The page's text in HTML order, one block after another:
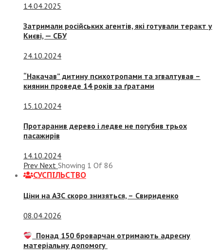
14.04.2025
Затримали російських агентів, які готували теракт у
Києві, — СБУ
24.10.2024
“Накачав” дитину психотропами та згвалтував –
киянин проведе 14 років за ґратами
15.10.2024
Протаранив дерево і ледве не погубив трьох
пасажирів
14.10.2024
Prev Next Showing 1 Of 86
СУСПIЛЬСТВО
Ціни на АЗС скоро знизяться, – Свириденко
08.04.2026
Понад 150 броварчан отримають адресну
матеріальну допомогу